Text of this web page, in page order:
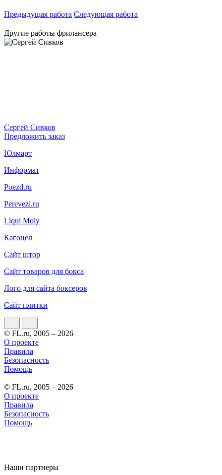
Предыдущая работа Следующая работа
Другие работы фрилансера
Сергей Сивков
Предложить заказ
Юлмарт
Информат
Poezd.ru
Perevezi.ru
Liqui Moly
Кагоцел
Сайт штор
Сайт товаров для бокса
Лого для сайта боксеров
Сайт плитки
© FL.ru, 2005 – 2026
О проекте
Правила
Безопасность
Помощь
© FL.ru, 2005 – 2026
О проекте
Правила
Безопасность
Помощь
Наши партнеры